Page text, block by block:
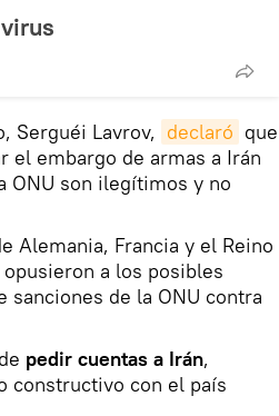
Serguéi Lavrov, declaró que
el embargo de armas a Irán
ONU son ilegítimos y no
Alemania, Francia y el Reino
a los posibles
sanciones de la ONU contra
pedir cuentas a Irán,
constructivo con el país